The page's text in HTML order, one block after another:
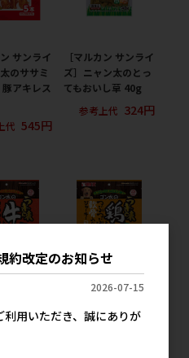
ン サンライ
のササミ
アキレス
代 545円
［マルカン サンライ
ズ］ニャン太のとっ
てもおいし草 40g
参考上代 324円
のうま味
ズ］ゴン太のうま味
約改定のお知らせ
2026-07-15
用いただき、誠にありが